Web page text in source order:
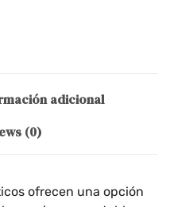
adicional
(0)
ofrecen una opción